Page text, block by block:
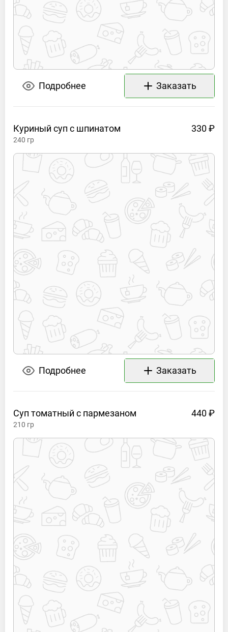
Подробнее Заказать
Куриный суп с шпинатом 330 ₽
240 гр
Подробнее Заказать
Суп томатный с пармезаном 440 ₽
210 гр